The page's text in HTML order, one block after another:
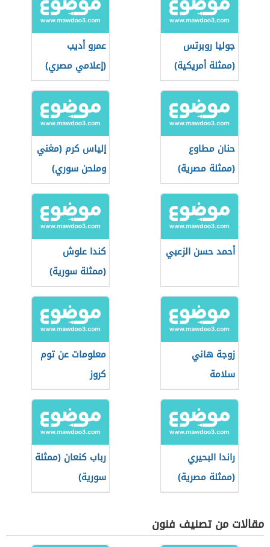
جوليا روبرتس
(ممثلة أمريكية)
عمرو أديب
(إعلامي مصري)
حنان مطاوع
(ممثلة مصرية)
إلياس كرم (مغني
وملحن سوري)
أحمد حسن الزعبي
كندا علوش
(ممثلة سورية)
زوجة هاني
سلامة
معلومات عن توم
كروز
راندا البحيري
(ممثلة مصرية)
رباب كنعان (ممثلة
سورية)
مقالات من تصنيف فنون